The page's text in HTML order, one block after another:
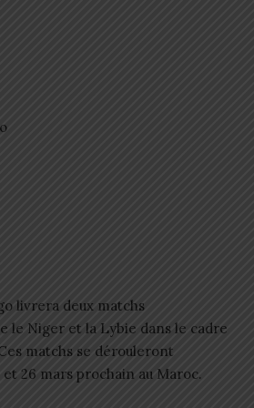
livrera deux matchs
le Niger et la Lybie dans le cadre
matchs se dérouleront
26 mars prochain au Maroc.